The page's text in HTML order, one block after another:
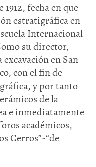
fecha en que
estratigráfica en
Internacional
su director,
en San
con el fin de
y por tanto
de la
e inmediatamente
académicos,
Cerros”-“de